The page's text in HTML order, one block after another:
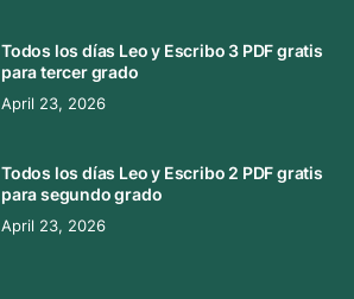
Todos los días Leo y Escribo 3 PDF gratis
para tercer grado
April 23, 2026
Todos los días Leo y Escribo 2 PDF gratis
para segundo grado
April 23, 2026